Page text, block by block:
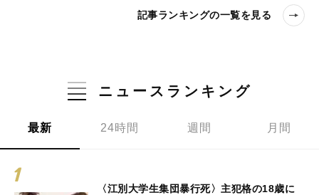
記事ランキングの一覧を見る
ニュースランキング
最新 24時間 週間 月間
〈江別大学生集団暴行死〉主犯格の18歳に